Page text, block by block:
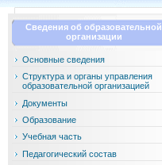
Сведения об образовательной
организации
Основные сведения
Структура и органы управления
образовательной организацией
Документы
Образование
Учебная часть
Педагогический состав